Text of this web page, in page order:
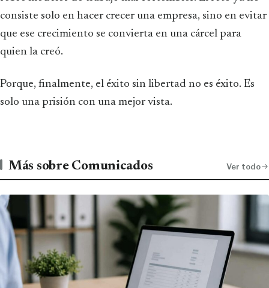
consiste solo en hacer crecer una empresa, sino en evitar
que ese crecimiento se convierta en una cárcel para
quien la creó.
Porque, finalmente, el éxito sin libertad no es éxito. Es
solo una prisión con una mejor vista.
Más sobre Comunicados Ver todo